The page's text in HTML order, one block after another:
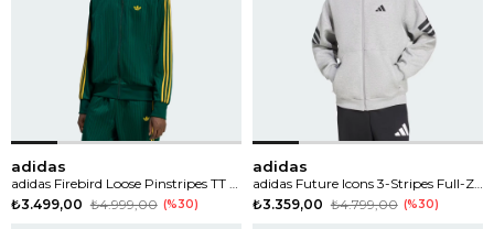
adidas
₺3.499,00 ₺4.999,00 %30
adidas
₺3.359,00 ₺4.799,00 %30